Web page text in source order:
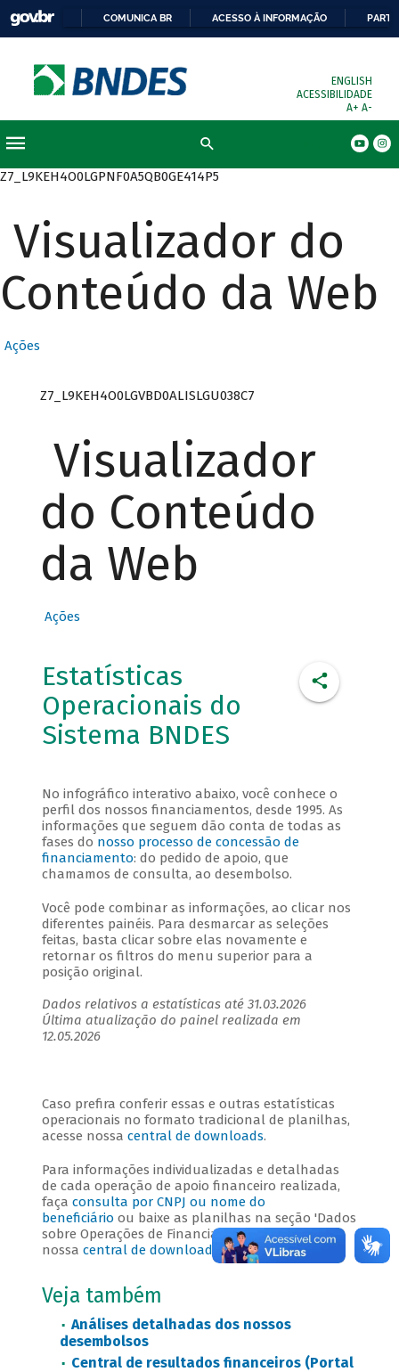
COMUNICA BR ACESSO À INFORMAÇÃO
ENGLISH
ACESSIBILIDADE
A+ A-
Z7_L9KEH4O0LGPNF0A5QB0GE414P5
Visualizador do
Conteúdo da Web
Ações
Z7_L9KEH4O0LGVBD0ALISLGU038C7
Visualizador
do Conteúdo
da Web
Ações
Estatísticas
Operacionais do
Sistema BNDES
No infográfico interativo abaixo, você conhece o
perfil dos nossos financiamentos, desde 1995. As
informações que seguem dão conta de todas as
fases do nosso processo de concessão de
financiamento: do pedido de apoio, que
chamamos de consulta, ao desembolso.
Você pode combinar as informações, ao clicar nos
diferentes painéis. Para desmarcar as seleções
feitas, basta clicar sobre elas novamente e
retornar os filtros do menu superior para a
posição original.
Dados relativos a estatísticas até 31.03.2026
Última atualização do painel realizada em
12.05.2026
Caso prefira conferir essas e outras estatísticas
operacionais no formato tradicional de planilhas,
acesse nossa central de downloads.
Para informações individualizadas e detalhadas
de cada operação de apoio financeiro realizada,
faça consulta por CNPJ ou nome do
beneficiário ou baixe as planilhas na seção 'Dados
sobre Operações de Financiamentos' de
nossa central de downloads .
Veja também
Análises detalhadas dos nossos
desembolsos
Central de resultados financeiros (Portal